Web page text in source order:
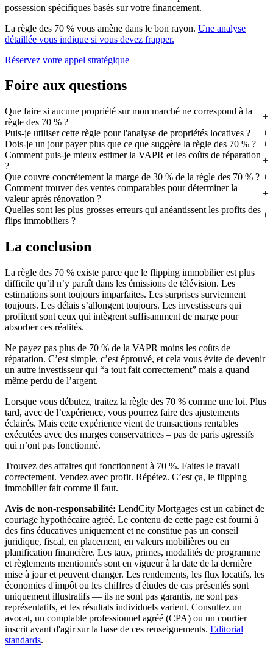
possession spécifiques basés sur votre financement.
La règle des 70 % vous amène dans le bon rayon. Une analyse
détaillée vous indique si vous devez frapper.
Réservez votre appel stratégique
Foire aux questions
Que faire si aucune propriété sur mon marché ne correspond à la
règle des 70 % ?
Puis-je utiliser cette règle pour l'analyse de propriétés locatives ?
Dois-je un jour payer plus que ce que suggère la règle des 70 % ?
Comment puis-je mieux estimer la VAPR et les coûts de réparation
?
Que couvre concrètement la marge de 30 % de la règle des 70 % ?
Comment trouver des ventes comparables pour déterminer la
valeur après rénovation ?
Quelles sont les plus grosses erreurs qui anéantissent les profits des
flips immobiliers ?
La conclusion
La règle des 70 % existe parce que le flipping immobilier est plus
difficile qu’il n’y paraît dans les émissions de télévision. Les
estimations sont toujours imparfaites. Les surprises surviennent
toujours. Les délais s’allongent toujours. Les investisseurs qui
profitent sont ceux qui intègrent suffisamment de marge pour
absorber ces réalités.
Ne payez pas plus de 70 % de la VAPR moins les coûts de
réparation. C’est simple, c’est éprouvé, et cela vous évite de devenir
un autre investisseur qui “a tout fait correctement” mais a quand
même perdu de l’argent.
Lorsque vous débutez, traitez la règle des 70 % comme une loi. Plus
tard, avec de l’expérience, vous pourrez faire des ajustements
éclairés. Mais cette expérience vient de transactions rentables
exécutées avec des marges conservatrices – pas de paris agressifs
qui n’ont pas fonctionné.
Trouvez des affaires qui fonctionnent à 70 %. Faites le travail
correctement. Vendez avec profit. Répétez. C’est ça, le flipping
immobilier fait comme il faut.
Avis de non-responsabilité: LendCity Mortgages est un cabinet de
courtage hypothécaire agréé. Le contenu de cette page est fourni à
des fins éducatives uniquement et ne constitue pas un conseil
juridique, fiscal, en placement, en valeurs mobilières ou en
planification financière. Les taux, primes, modalités de programme
et règlements mentionnés sont en vigueur à la date de la dernière
mise à jour et peuvent changer. Les rendements, les flux locatifs, les
économies d'impôt ou les chiffres d'études de cas présentés sont
uniquement illustratifs — ils ne sont pas garantis, ne sont pas
représentatifs, et les résultats individuels varient. Consultez un
avocat, un comptable professionnel agréé (CPA) ou un courtier
inscrit avant d'agir sur la base de ces renseignements. Editorial
standards.